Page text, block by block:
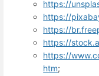
https://
https://
https://
https://
https://
htm;